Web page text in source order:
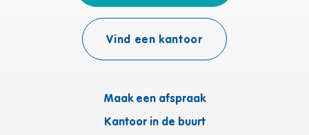
Maak een afspraak
Kantoor in de buurt
Vind een kantoor